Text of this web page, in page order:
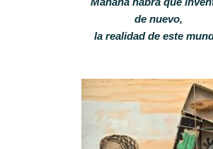
de nuevo,
la realidad de este